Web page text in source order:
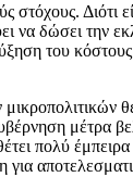
Διότι
να δώσει την
του
μέτρα
πολύ έμπειρα